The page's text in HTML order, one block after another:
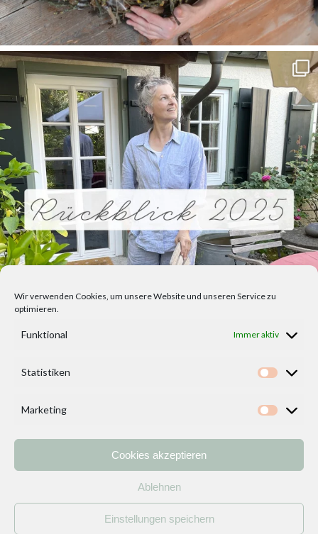
Wir verwenden Cookies, um unsere Website und unseren Service zu
optimieren.
Funktional Immer aktiv
Statistiken
Marketing
Cookies akzeptieren
Ablehnen
Einstellungen speichern
Kontakt
Impressum/ Datenschutzerklärung